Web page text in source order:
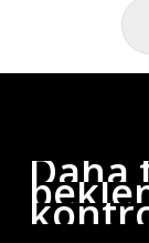
Daha